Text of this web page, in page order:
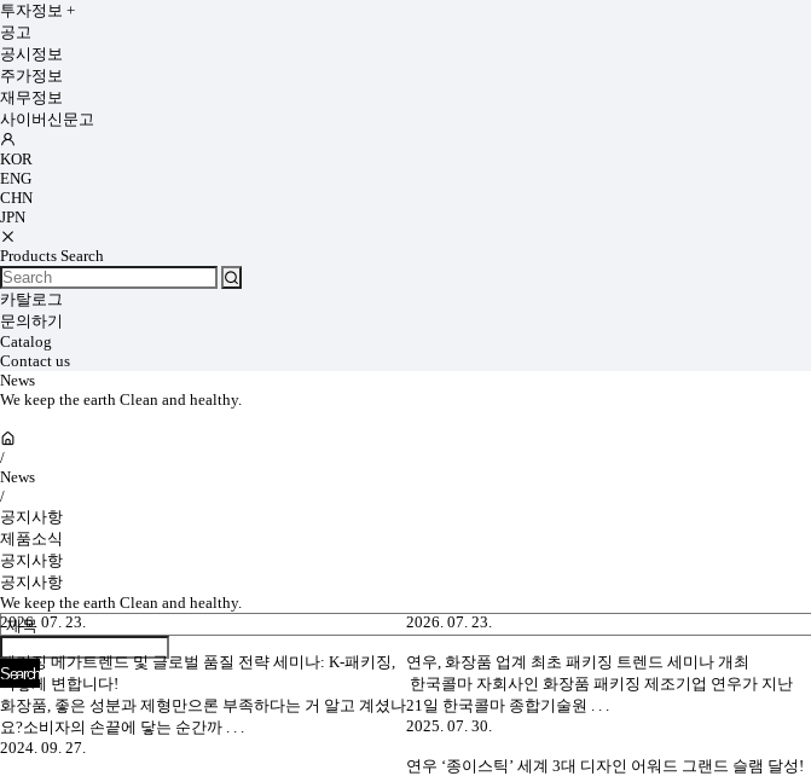
투자정보 +
공고
공시정보
주가정보
재무정보
사이버신문고
KOR
ENG
CHN
JPN
Products Search
카탈로그
문의하기
Catalog
Contact us
News
We keep the earth Clean and healthy.
/
News
/
공지사항
제품소식
공지사항
공지사항
We keep the earth Clean and healthy.
2026. 07. 23.
패키징 메가트렌드 및 글로벌 품질 전략 세미나: K-패키징,
이렇게 변합니다!
화장품, 좋은 성분과 제형만으론 부족하다는 거 알고 계셨나
요?소비자의 손끝에 닿는 순간까 . . .
2026. 07. 23.
연우, 화장품 업계 최초 패키징 트렌드 세미나 개최
한국콜마 자회사인 화장품 패키징 제조기업 연우가 지난
21일 한국콜마 종합기술원 . . .
2025. 07. 30.
연우 ‘종이스틱’ 세계 3대 디자인 어워드 그랜드 슬램 달성!
2024. 09. 27.